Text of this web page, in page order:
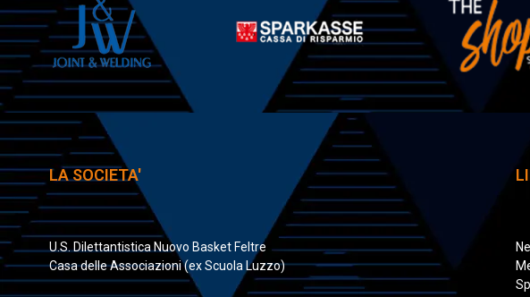
LA SOCIETA'
U.S. Dilettantistica Nuovo Basket Feltre
Casa delle Associazioni (ex Scuola Luzzo)